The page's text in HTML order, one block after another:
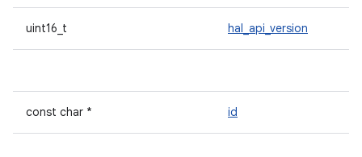
uint16_t hal_api_version
const char * id